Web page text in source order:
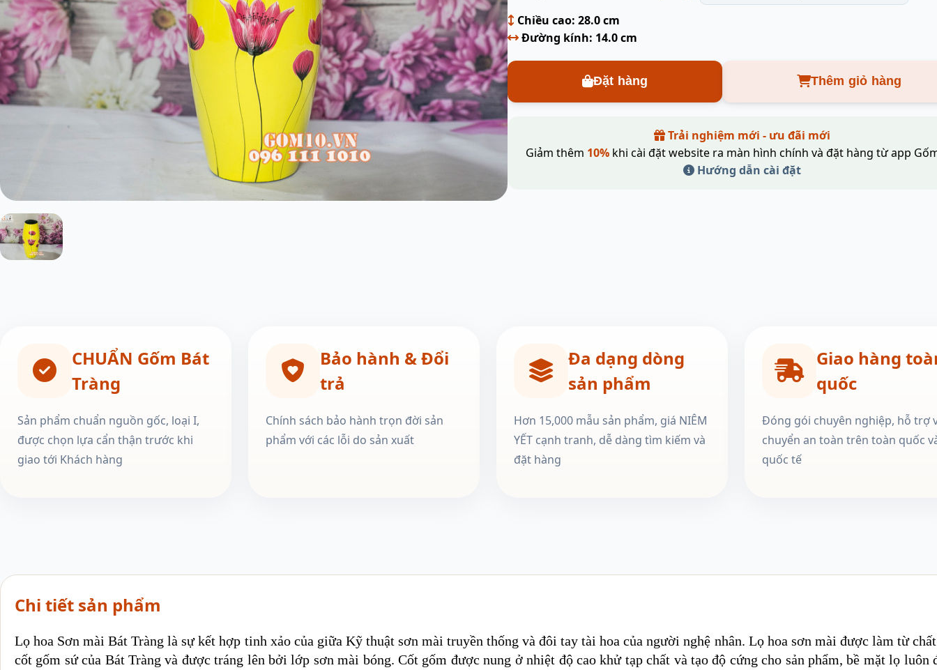
Chiều cao: 28.0 cm
Đường kính: 14.0 cm
Đặt hàng Thêm giỏ hàng
Trải nghiệm mới - ưu đãi mới
Giảm thêm 10% khi cài đặt website ra màn hình chính và đặt hàng từ app
Hướng dẫn cài đặt
CHUẨN Gốm Bát
Tràng
Sản phẩm chuẩn nguồn gốc, loại I,
được chọn lựa cẩn thận trước khi
giao tới Khách hàng
Bảo hành & Đổi
trả
Chính sách bảo hành trọn đời sản
phẩm với các lỗi do sản xuất
Đa dạng dòng
sản phẩm
Hơn 15,000 mẫu sản phẩm, giá NIÊM
YẾT cạnh tranh, dễ dàng tìm kiếm và
đặt hàng
Giao hàng
quốc
Đóng gói chuyên nghiệp, hỗ trợ
chuyển an toàn trên toàn quốc
quốc tế
Chi tiết sản phẩm
Lọ hoa Sơn mài Bát Tràng là sự kết hợp tinh xảo của giữa Kỹ thuật sơn mài truyền thống và đôi tay tài hoa của người nghệ nhân. Lọ hoa sơn mài được làm từ
cốt gốm sứ của Bát Tràng và được tráng lên bởi lớp sơn mài bóng. Cốt gốm được nung ở nhiệt độ cao khử tạp chất và tạo độ cứng cho sản phẩm, bề mặt lọ luôn